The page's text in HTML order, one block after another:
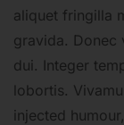
aliquet fringilla
gravida. Donec
dui. Integer
lobortis.
injected